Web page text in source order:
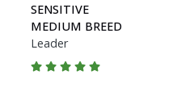
SENSITIVE
MEDIUM BREED
Leader